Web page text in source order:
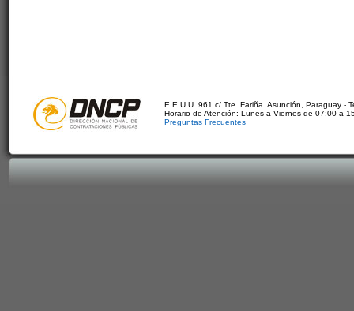
E.E.U.U. 961 c/ Tte. Fariña. Asunción, Paraguay -
Horario de Atención: Lunes a Viernes de 07:00 a
Preguntas Frecuentes